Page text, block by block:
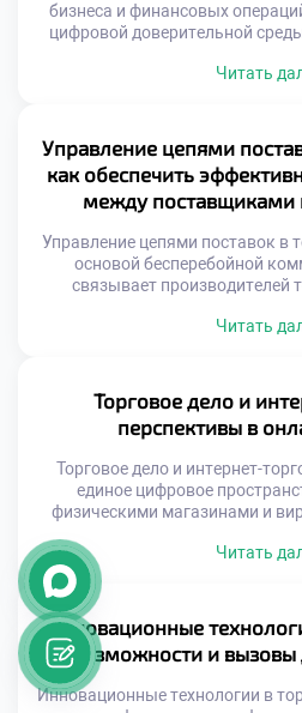
бизнеса и финансовых
цифровой доверительной
фундаментально.
гарантированной нормой.
для устранения
изучают принципы
будущего. Образование
Читать
Управление цепями
как обеспечить
между поставщиками
Управление цепями поставок в
основой бесперебойной
связывает производителей
зависит доступность
систему. Грамотная
издержки и повышает
специалистов для
Читать
Торговое дело и
перспективы в
Торговое дело и интернет-
единое цифровое
физическими магазинами и
доступ к глобальной
ограничений. Перспективы
коммерции выглядят
новых игроков. Успех зависит
традиционные навыки в
испытывает острую
Читать
Инновационные
возможности и вызовы
Инновационные технологии в